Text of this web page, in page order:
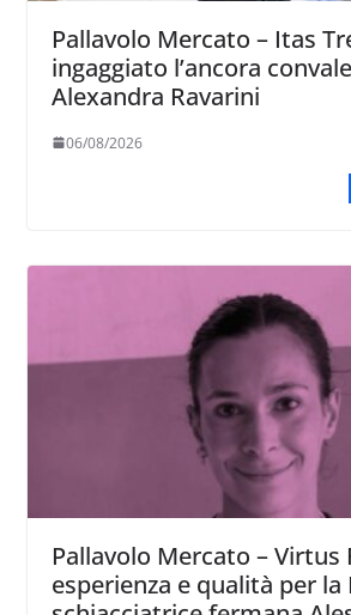
Pallavolo Mercato – Itas
ingaggiato l’ancora
Alexandra Ravarini
06/08/2026
Pallavolo Mercato – Virtus
esperienza e qualità per la